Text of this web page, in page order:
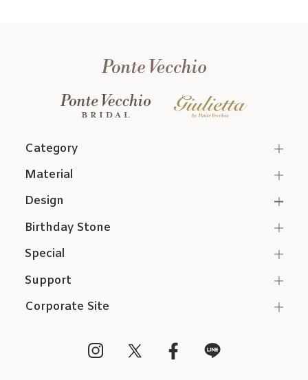
Category
Support
Corporate Site
Material
Design
Birthday Stone
Special